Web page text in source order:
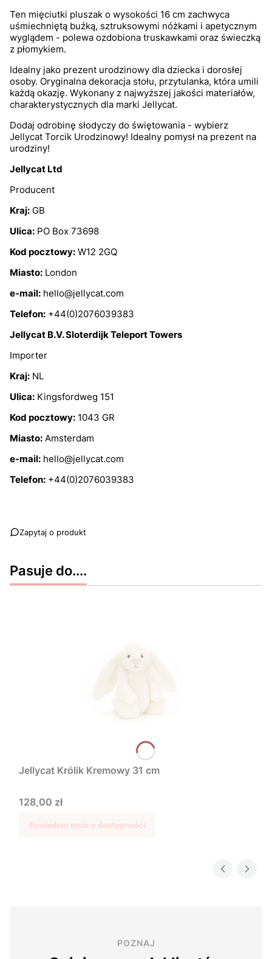
Ten mięciutki pluszak o wysokości 16 cm zachwyca
uśmiechniętą buźką, sztruksowymi nóżkami i apetycznym
wyglądem - polewa ozdobiona truskawkami oraz świeczką
z płomykiem.
Idealny jako prezent urodzinowy dla dziecka i dorosłej
osoby. Oryginalna dekoracja stołu, przytulanka, która umili
każdą okazję. Wykonany z najwyższej jakości materiałów,
charakterystycznych dla marki Jellycat.
Dodaj odrobinę słodyczy do świętowania - wybierz
Jellycat Torcik Urodzinowy! Idealny pomysł na prezent na
urodziny!
Jellycat Ltd
Producent
Kraj: GB
Ulica: PO Box 73698
Kod pocztowy: W12 2GQ
Miasto: London
e-mail: hello@jellycat.com
Telefon: +44(0)2076039383
Jellycat B.V. Sloterdijk Teleport Towers
Importer
Kraj: NL
Ulica: Kingsfordweg 151
Kod pocztowy: 1043 GR
Miasto: Amsterdam
e-mail: hello@jellycat.com
Telefon: +44(0)2076039383
Zapytaj o produkt
Pasuje do....
Jellycat Królik Kremowy 31 cm
Cena
128,00 zł
Powiadom mnie o dostępności
POZNAJ